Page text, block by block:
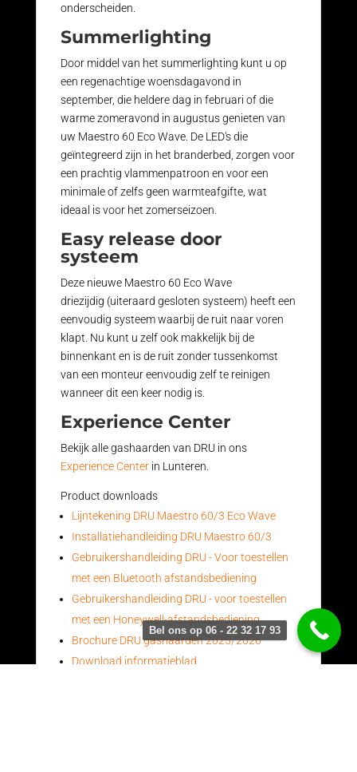
onderscheiden.
Summerlighting
Door middel van het summerlighting kunt u op
een regenachtige woensdagavond in
september, die heldere dag in februari of die
warme zomeravond in augustus genieten van
uw Maestro 60 Eco Wave. De LED's die
geïntegreerd zijn in het branderbed, zorgen voor
een prachtig vlammenpatroon en voor een
minimale of zelfs geen warmteafgifte, wat
ideaal is voor het zomerseizoen.
Easy release door
systeem
Deze nieuwe Maestro 60 Eco Wave
driezijdig (uiteraard gesloten systeem) heeft een
eenvoudig systeem waarbij de ruit naar voren
klapt. Nu kunt u zelf ook makkelijk bij de
binnenkant en is de ruit zonder tussenkomst
van een monteur eenvoudig zelf te reinigen
wanneer dit een keer nodig is.
Experience Center
Bekijk alle gashaarden van DRU in ons
Experience Centerin Lunteren.
Product downloads
Lijntekening DRU Maestro 60/3 Eco Wave
Installatiehandleiding DRU Maestro 60/3
Gebruikershandleiding DRU - Voor toestellen
met een Bluetooth afstandsbediening
Gebruikershandleiding DRU - voor toestellen
met een Honeywell-afstandsbediening
Brochure DRU gashaarden 2025/2026
Download informatieblad
Bel ons op 06 - 22 32 17 93